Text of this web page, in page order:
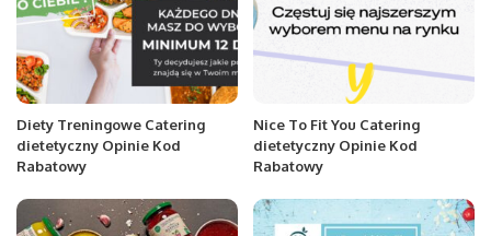
Diety Treningowe Catering
dietetyczny Opinie Kod
Rabatowy
Nice To Fit You Catering
dietetyczny Opinie Kod
Rabatowy